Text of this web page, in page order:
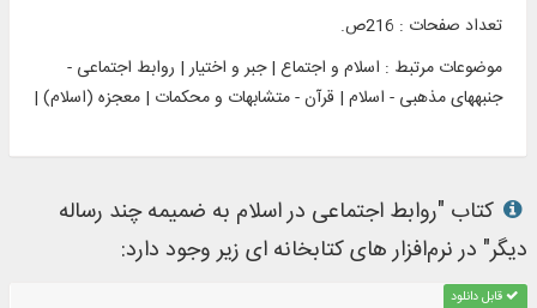
تعداد صفحات : 216ص.
موضوعات مرتبط : اسلام و اجتماع | جبر و اختیار | روابط اجتماعی -
جنبه‏های مذهبی - اسلام | قرآن - متشابهات و محکمات | معجزه (اسلام) |
کتاب "روابط اجتماعی در اسلام به ضمیمه چند رساله
دیگر" در نرم‌افزار های کتابخانه ای زیر وجود دارد:
قابل دانلود